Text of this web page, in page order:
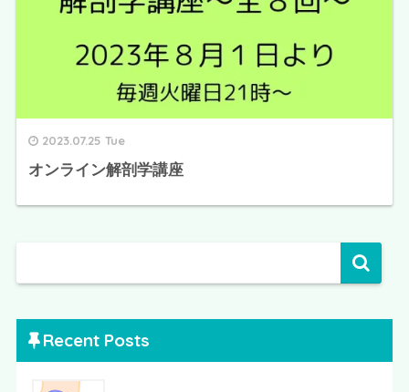
2023.07.25 Tue
オンライン解剖学講座
Recent Posts